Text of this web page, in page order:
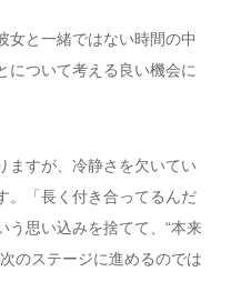
女と一緒ではない時間の中
について考える良い機会に
ますが、冷静さを欠いてい
。「長く付き合ってるんだ
う思い込みを捨てて、“本来
のステージに進めるのでは